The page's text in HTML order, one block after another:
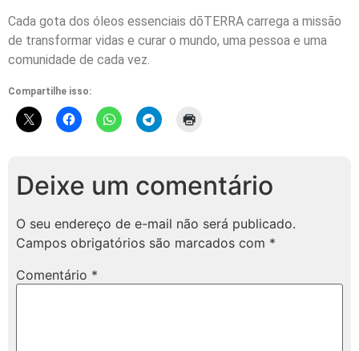
Cada gota dos óleos essenciais dōTERRA carrega a missão
de transformar vidas e curar o mundo, uma pessoa e uma
comunidade de cada vez.
Compartilhe isso:
Deixe um comentário
O seu endereço de e-mail não será publicado.
Campos obrigatórios são marcados com *
Comentário *